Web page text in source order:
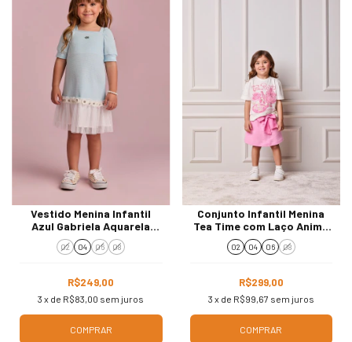
Vestido Menina Infantil
Azul Gabriela Aquarela
261025
02 04 06 08
R$249,00
3 x de R$83,00 sem juros
COMPRAR
Conjunto Infantil Menina
Tea Time com Laço Animê
P6527
02 04 06 08
R$299,00
3 x de R$99,67 sem juros
COMPRAR